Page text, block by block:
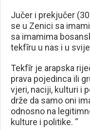
Jučer i prekjučer
se u Zenici sa
sa imamima
tekfīru u nas i u
Tekfīr je arapska
prava pojedinca ili
vjeri, naciji, kulturi i
drže da samo oni
odnosno na
kulture i politike. “